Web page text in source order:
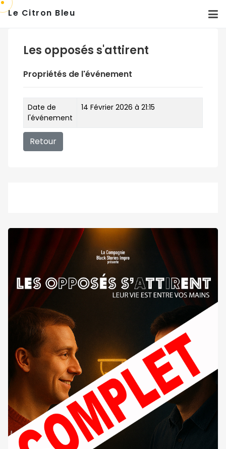
Le Citron Bleu
Les opposés s'attirent
Propriétés de l'événement
Date de
l'événement
14 Février 2026 à 21:15
Retour